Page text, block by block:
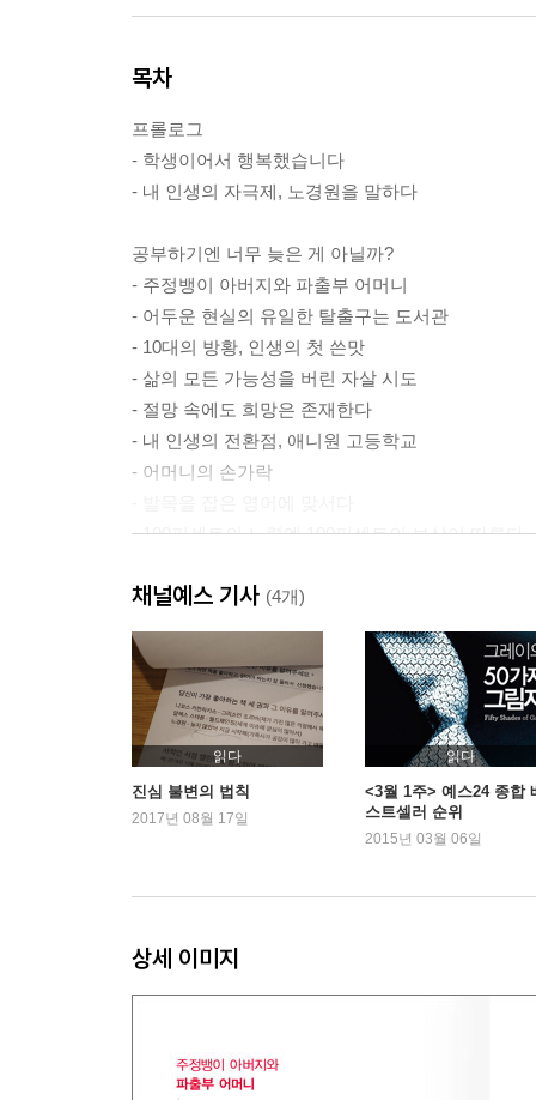
목차
프롤로그
- 학생이어서 행복했습니다
- 내 인생의 자극제, 노경원을 말하다
공부하기엔 너무 늦은 게 아닐까?
- 주정뱅이 아버지와 파출부 어머니
- 어두운 현실의 유일한 탈출구는 도서관
- 10대의 방황, 인생의 첫 쓴맛
- 삶의 모든 가능성을 버린 자살 시도
- 절망 속에도 희망은 존재한다
- 내 인생의 전환점, 애니원 고등학교
- 어머니의 손가락
- 100퍼센트의 노력엔 100퍼센트의 보상이 따른다
- 출발선도 한계선도 스스로 긋는다
TIP 궁금해요! 노트 정리법
꿈을 꾸기엔 너무 늦은 게 아닐까?
- 설렘과 불안함을 안고 시작한 서울 생활
- 자유에는 책임이 뒤따른다
- 과거의 내 모습이 일깨워 준 목표와 희망
- 대학 생활의 기준을 세우다
- 정신없는 하루하루, 정리가 필요해
- '영어 뇌'를 위한 생활 속 노력들
- 무조건적인 즐거움, 일본어
TIP 영어, 혼자서 공부해도 어렵지 않아요!
TIP 일본어, 혼자서 공부해도 어렵지 않아요!
채널예스 기사 (4개)
읽다
진심 불변의 법칙
2017년 08월 17일
읽다
<3월 1주> 예스24 종합
스트셀러 순위
2015년 03월 06일
상세 이미지